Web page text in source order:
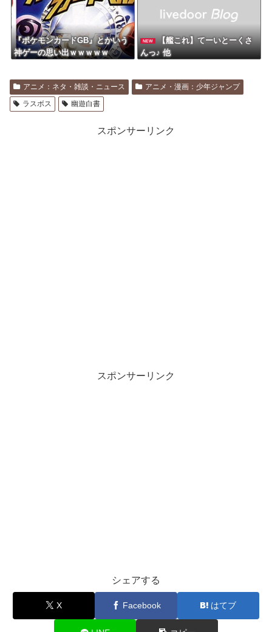
『ポケモンカードGB』とかいう
神ゲーの思い出ｗｗｗｗｗ
NEW
【艦これ】てーいとーくさ
んっ♪ 他
アニメ：ネタ・雑談・ニュース
アニメ・漫画：少年ジャンプ
ラスボス
幽遊白書
スポンサーリンク
スポンサーリンク
シェアする
X Facebook はてブ